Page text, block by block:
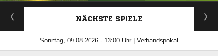
ANZEIGE
NÄCHSTE SPIELE
Sonntag, 09.08.2026 - 13:00 Uhr | Verbandspokal